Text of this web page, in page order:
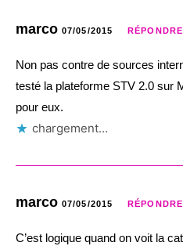
marco 07/05/2015 RÉPONDRE
Non pas contre de sources
testé la plateforme STV 2.0 sur
pour eux.
chargement…
marco 07/05/2015 RÉPONDRE
C’est logique quand on voit la